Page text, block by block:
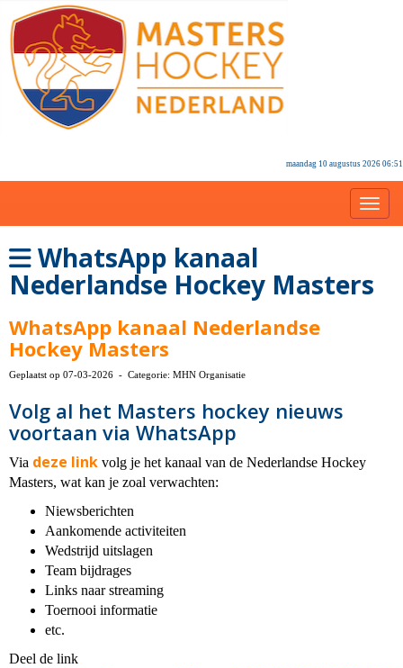
maandag 10 augustus 2026 06:51
WhatsApp kanaal
Nederlandse Hockey Masters
WhatsApp kanaal Nederlandse
Hockey Masters
Geplaatst op 07-03-2026 - Categorie: MHN Organisatie
Volg al het Masters hockey nieuws
voortaan via WhatsApp
Via deze link volg je het kanaal van de Nederlandse Hockey
Masters, wat kan je zoal verwachten:
Niewsberichten
Aankomende activiteiten
Wedstrijd uitslagen
Team bijdrages
Links naar streaming
Toernooi informatie
etc.
Deel de link